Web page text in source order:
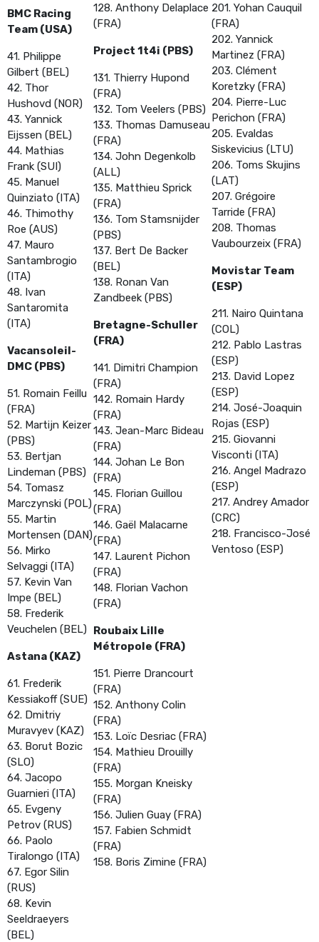
BMC Racing
Team (USA)
41. Philippe
Gilbert (BEL)
42. Thor
Hushovd (NOR)
43. Yannick
Eijssen (BEL)
44. Mathias
Frank (SUI)
45. Manuel
Quinziato (ITA)
46. Thimothy
Roe (AUS)
47. Mauro
Santambrogio
(ITA)
48. Ivan
Santaromita
(ITA)
Vacansoleil-
DMC (PBS)
51. Romain Feillu
(FRA)
52. Martijn Keizer
(PBS)
53. Bertjan
Lindeman (PBS)
54. Tomasz
Marczynski (POL)
55. Martin
Mortensen (DAN)
56. Mirko
Selvaggi (ITA)
57. Kevin Van
Impe (BEL)
58. Frederik
Veuchelen (BEL)
Astana (KAZ)
61. Frederik
Kessiakoff (SUE)
62. Dmitriy
Muravyev (KAZ)
63. Borut Bozic
(SLO)
64. Jacopo
Guarnieri (ITA)
65. Evgeny
Petrov (RUS)
66. Paolo
Tiralongo (ITA)
67. Egor Silin
(RUS)
68. Kevin
Seeldraeyers
(BEL)
128. Anthony Delaplace
(FRA)
Project 1t4i (PBS)
131. Thierry Hupond
(FRA)
132. Tom Veelers (PBS)
133. Thomas Damuseau
(FRA)
134. John Degenkolb
(ALL)
135. Matthieu Sprick
(FRA)
136. Tom Stamsnijder
(PBS)
137. Bert De Backer
(BEL)
138. Ronan Van
Zandbeek (PBS)
Bretagne-Schuller
(FRA)
141. Dimitri Champion
(FRA)
142. Romain Hardy
(FRA)
143. Jean-Marc Bideau
(FRA)
144. Johan Le Bon
(FRA)
145. Florian Guillou
(FRA)
146. Gaël Malacarne
(FRA)
147. Laurent Pichon
(FRA)
148. Florian Vachon
(FRA)
Roubaix Lille
Métropole (FRA)
151. Pierre Drancourt
(FRA)
152. Anthony Colin
(FRA)
153. Loïc Desriac (FRA)
154. Mathieu Drouilly
(FRA)
155. Morgan Kneisky
(FRA)
156. Julien Guay (FRA)
157. Fabien Schmidt
(FRA)
158. Boris Zimine (FRA)
201. Yohan Cauquil
(FRA)
202. Yannick
Martinez (FRA)
203. Clément
Koretzky (FRA)
204. Pierre-Luc
Perichon (FRA)
205. Evaldas
Siskevicius (LTU)
206. Toms Skujins
(LAT)
207. Grégoire
Tarride (FRA)
208. Thomas
Vaubourzeix (FRA)
Movistar Team
(ESP)
211. Nairo Quintana
(COL)
212. Pablo Lastras
(ESP)
213. David Lopez
(ESP)
214. José-Joaquin
Rojas (ESP)
215. Giovanni
Visconti (ITA)
216. Angel Madrazo
(ESP)
217. Andrey Amador
(CRC)
218. Francisco-José
Ventoso (ESP)